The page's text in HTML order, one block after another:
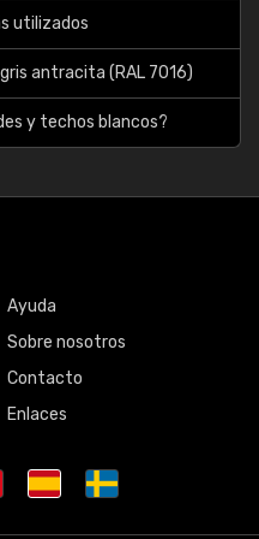
utilizados
antracita (RAL 7016)
y techos blancos?
Ayuda
Sobre nosotros
Contacto
Enlaces